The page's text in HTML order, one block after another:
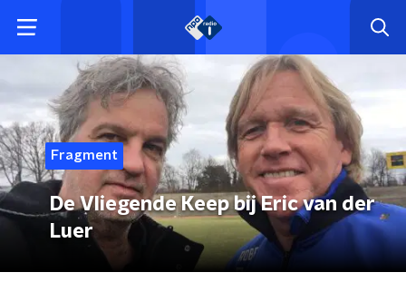
Fragment
De Vliegende Keep bij Eric van der
Luer